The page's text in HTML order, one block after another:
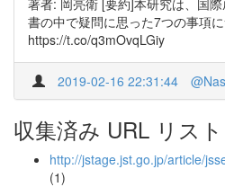
著者: 岡亮衛 [要約]本研究は、国
書の中で疑問に思った7つの事項
https://t.co/q3mOvqLGiy
2019-02-16 22:31:44
収集済み URL リスト
http://jstage.jst.go.jp/article/
(1)